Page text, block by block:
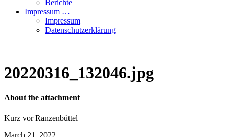
Berichte
Impressum …
Impressum
Datenschutzerklärung
20220316_132046.jpg
About the attachment
Kurz vor Ranzenbüttel
March 21, 2022